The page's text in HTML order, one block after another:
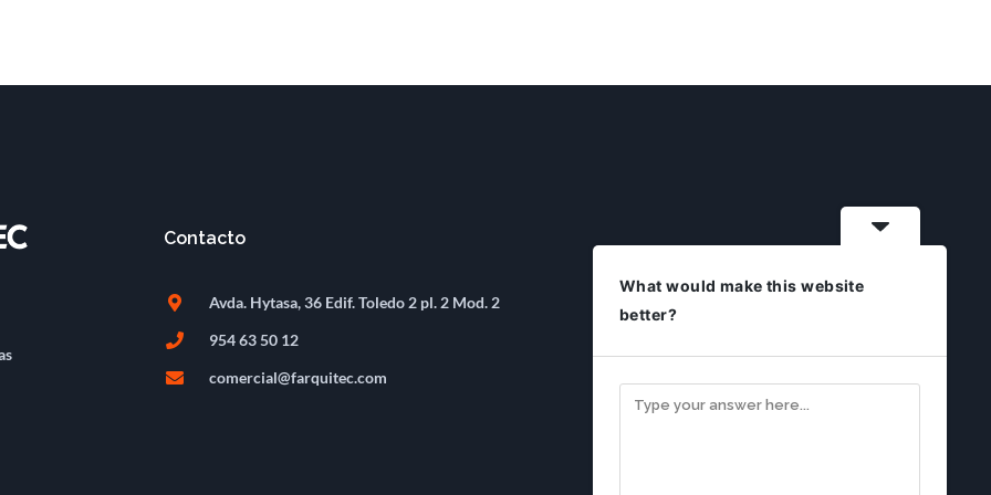
Contacto
Avda. Hytasa, 36 Edif. Toledo 2 pl. 2 Mod. 2
954 63 50 12
comercial@farquitec.com
What would make this website
better?